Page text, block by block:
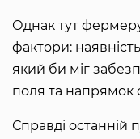
Однак тут
фактори:
який би міг
поля та напрямок
Справді останній